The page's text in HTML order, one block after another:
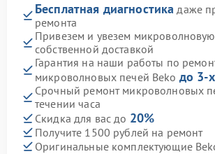
Бесплатная диагностика даже
ремонта
Привезем и увезем
собственной доставкой
Гарантия на наши работы по
микроволновых печей Beko до 3-
Срочный ремонт микроволновых
течении часа
Скидка для вас до 20%
Получите 1500 рублей на ремонт
Оригинальные комплектующие